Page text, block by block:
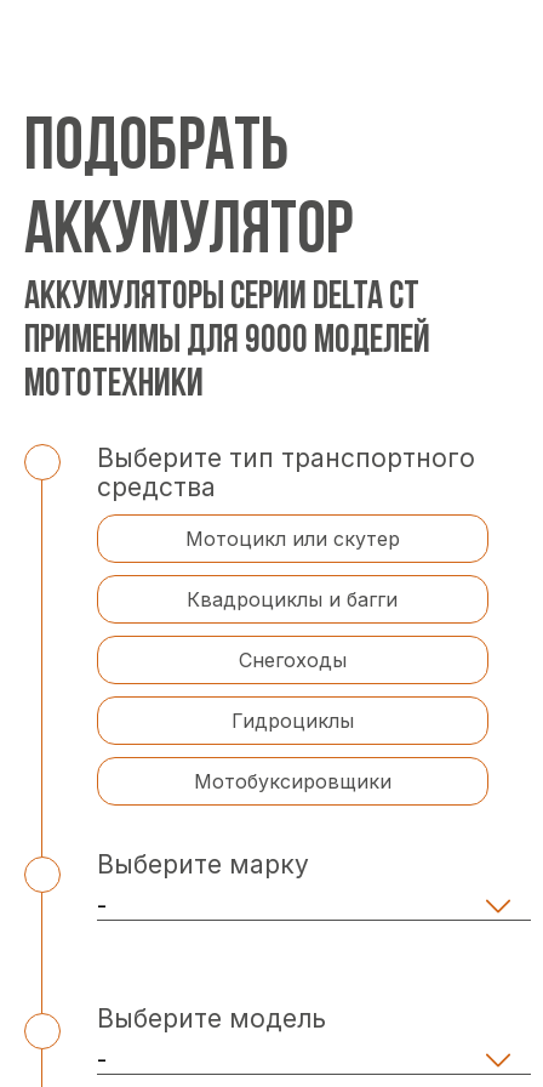
ПОДОБРАТЬ
АККУМУЛЯТОР
АККУМУЛЯТОРЫ СЕРИИ DELTA CT
ПРИМЕНИМЫ ДЛЯ 9000 МОДЕЛЕЙ
МОТОТЕХНИКИ
Выберите тип транспортного
средства
Мотоцикл или скутер
Квадроциклы и багги
Снегоходы
Гидроциклы
Мотобуксировщики
Выберите марку
Выберите модель